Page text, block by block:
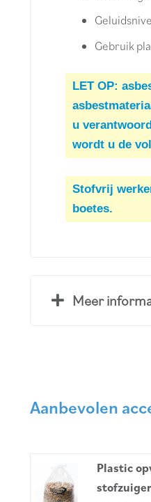
Gebruik
LET OP:
u
wordt u de
Stofvrij
boetes.
Meer
Aanbevolen
Plastic